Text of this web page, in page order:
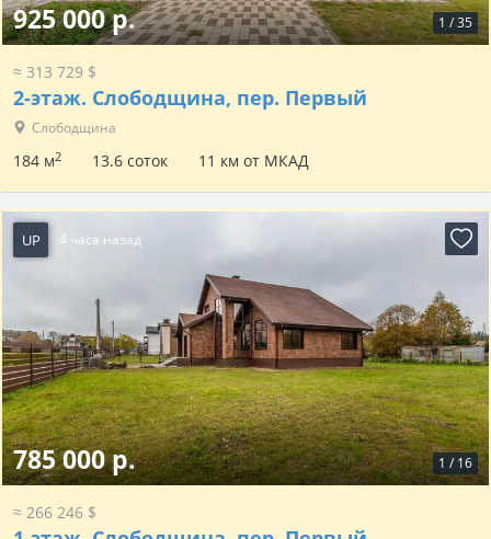
1 /35
925 000 р.
≈ 313 729 $
2-этаж. Слободщина, пер. Первый
Слободщина
184 м2 13.6 соток 11 км от МКАД
UP 4 часа назад
1 / 16
785 000 р.
≈ 266 246 $